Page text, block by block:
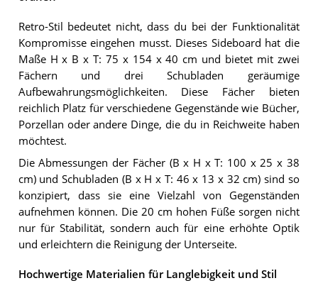
Retro-Stil bedeutet nicht, dass du bei der Funktionalität
Kompromisse eingehen musst. Dieses Sideboard hat die
Maße H x B x T: 75 x 154 x 40 cm und bietet mit zwei
Fächern und drei Schubladen geräumige
Aufbewahrungsmöglichkeiten. Diese Fächer bieten
reichlich Platz für verschiedene Gegenstände wie Bücher,
Porzellan oder andere Dinge, die du in Reichweite haben
möchtest.
Die Abmessungen der Fächer (B x H x T: 100 x 25 x 38
cm) und Schubladen (B x H x T: 46 x 13 x 32 cm) sind so
konzipiert, dass sie eine Vielzahl von Gegenständen
aufnehmen können. Die 20 cm hohen Füße sorgen nicht
nur für Stabilität, sondern auch für eine erhöhte Optik
und erleichtern die Reinigung der Unterseite.
Hochwertige Materialien für Langlebigkeit und Stil